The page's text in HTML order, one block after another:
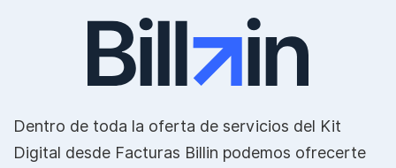
Dentro de toda la oferta de servicios del Kit
Digital desde Facturas Billin podemos ofrecerte